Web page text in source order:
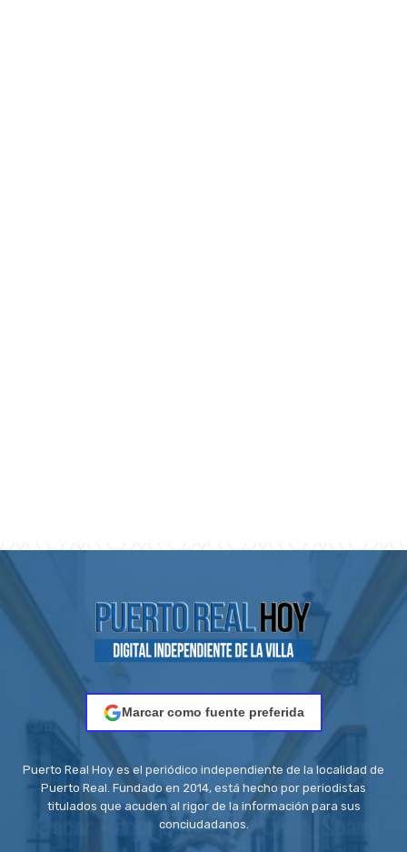
Marcar como fuente preferida
Puerto Real Hoy es el periódico independiente de la localidad de
Puerto Real. Fundado en 2014, está hecho por periodistas
titulados que acuden al rigor de la información para sus
conciudadanos.